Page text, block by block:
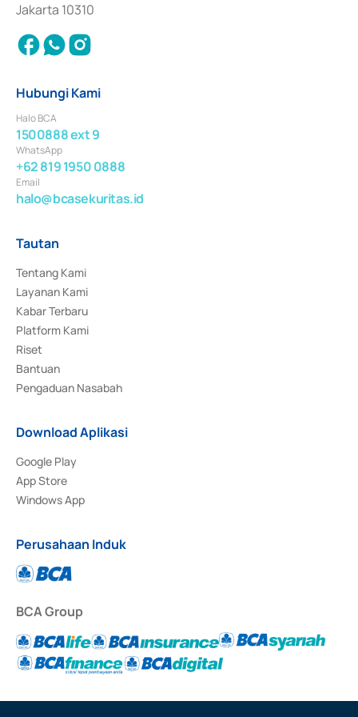
Jakarta 10310
Hubungi Kami
Halo BCA
1500888 ext 9
WhatsApp
+62 819 1950 0888
Email
halo@bcasekuritas.id
Tautan
Tentang Kami
Layanan Kami
Kabar Terbaru
Platform Kami
Riset
Bantuan
Pengaduan Nasabah
Download Aplikasi
Google Play
App Store
Windows App
Perusahaan Induk
BCA Group